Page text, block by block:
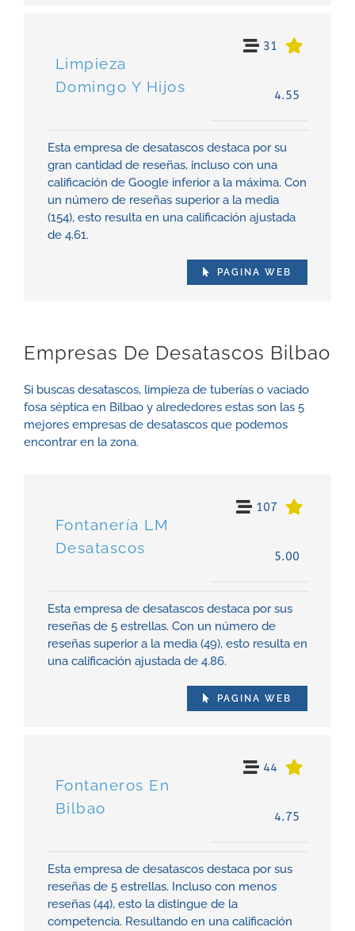
Limpieza
Domingo Y Hijos
31
4.55
Esta empresa de desatascos destaca por su
gran cantidad de reseñas, incluso con una
calificación de Google inferior a la máxima. Con
un número de reseñas superior a la media
(154), esto resulta en una calificación ajustada
de 4.61.
PAGINA WEB
Empresas De Desatascos Bilbao
Si buscas desatascos, limpieza de tuberías o vaciado
fosa séptica en Bilbao y alrededores estas son las 5
mejores empresas de desatascos que podemos
encontrar en la zona.
Fontanería LM
Desatascos
107
5.00
Esta empresa de desatascos destaca por sus
reseñas de 5 estrellas. Con un número de
reseñas superior a la media (49), esto resulta en
una calificación ajustada de 4.86.
PAGINA WEB
Fontaneros En
Bilbao
44
4.75
Esta empresa de desatascos destaca por sus
reseñas de 5 estrellas. Incluso con menos
reseñas (44), esto la distingue de la
competencia. Resultando en una calificación